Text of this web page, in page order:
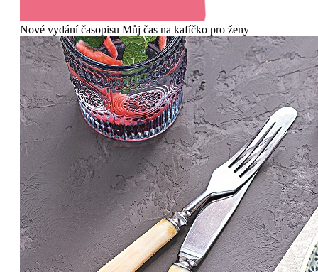
Nové vydání časopisu Můj čas na kafíčko pro ženy